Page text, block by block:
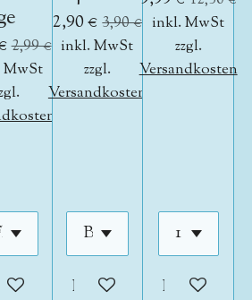
2,99 €
Warenkorb
2,90 € 3,90 €
inkl. MwSt
zzgl.
Versandkosten
In den Warenkorb
inkl. MwSt
zzgl.
Versandkosten
In den